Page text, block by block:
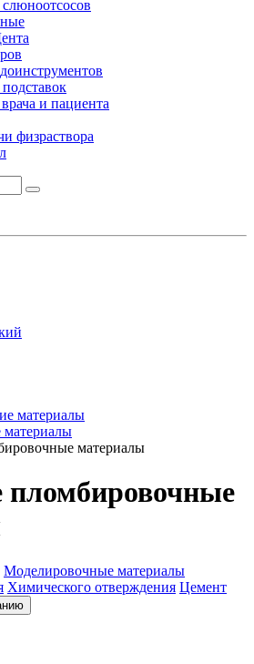
и пациента
физраствора
материалы
материалы
Моделировочные материалы
Химического отверждения Цемент